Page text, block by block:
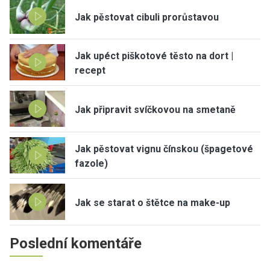
Jak pěstovat cibuli prorůstavou
Jak upéct piškotové těsto na dort |
recept
Jak připravit svíčkovou na smetaně
Jak pěstovat vignu čínskou (špagetové
fazole)
Jak se starat o štětce na make-up
Poslední komentáře